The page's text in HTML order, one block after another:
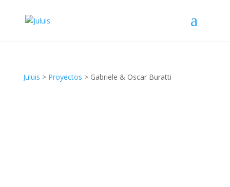
Juluis > Proyectos > Gabriele & Oscar Buratti